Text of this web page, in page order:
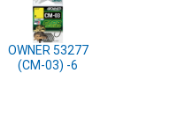
OWNER 53277
(CM-03) -6